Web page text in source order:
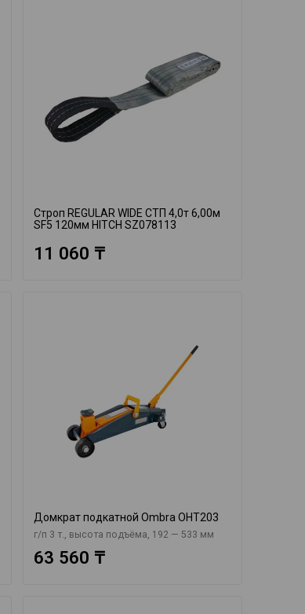
Строп REGULAR WIDE СТП 4,0т 6,00м
SF5 120мм HITCH SZ078113
11 060 ₸
Домкрат подкатной Ombra OHT203
г/п 3 т., высота подъёма, 192 — 533 мм
63 560 ₸